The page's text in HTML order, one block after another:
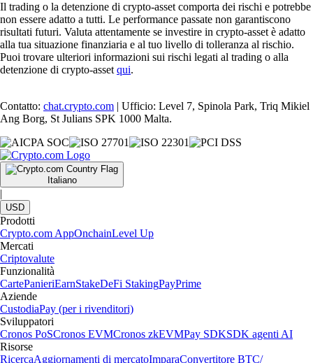
Il trading o la detenzione di crypto-asset comporta dei rischi e potrebbe
non essere adatto a tutti. Le performance passate non garantiscono
risultati futuri. Valuta attentamente se investire in crypto-asset è adatto
alla tua situazione finanziaria e al tuo livello di tolleranza al rischio.
Puoi trovare ulteriori informazioni sui rischi legati al trading o alla
detenzione di crypto-asset qui.
Contatto: chat.crypto.com | Ufficio: Level 7, Spinola Park, Triq Mikiel
Ang Borg, St Julians SPK 1000 Malta.
Italiano
|
USD
Prodotti
Crypto.com AppOnchainLevel Up
Mercati
Criptovalute
Funzionalità
CartePanieriEarnStakeDeFi StakingPayPrime
Aziende
CustodiaPay (per i rivenditori)
Sviluppatori
Cronos PoSCronos EVMCronos zkEVMPay SDKSDK agenti AI
Risorse
RicercaAggiornamenti di mercatoImparaConvertitore BTC/